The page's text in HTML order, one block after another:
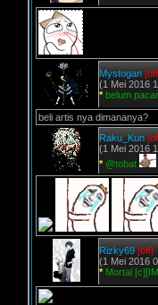
Mystogan
(1 Mei 2016
* belum
beli artis nya dimananya?
Raku_Kun
(1 Mei 2016
* @tobat
Rizky69 [off]
(1 Mei 2016
* Mortal